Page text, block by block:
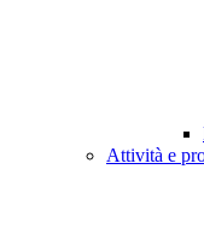
Attività e